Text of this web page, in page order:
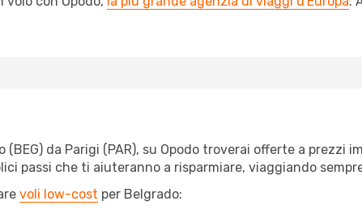
da Parigi (PAR), su Opodo troverai offerte a prezzi
passi che ti aiuteranno a risparmiare, viaggiando
voli low-cost per Belgrado: